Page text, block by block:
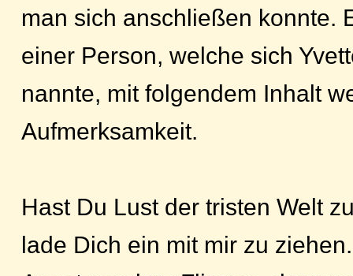
man sich anschließen konnte.
einer Person, welche sich
nannte, mit folgendem Inhalt
Aufmerksamkeit.
Hast Du Lust der tristen Welt
lade Dich ein mit mir zu